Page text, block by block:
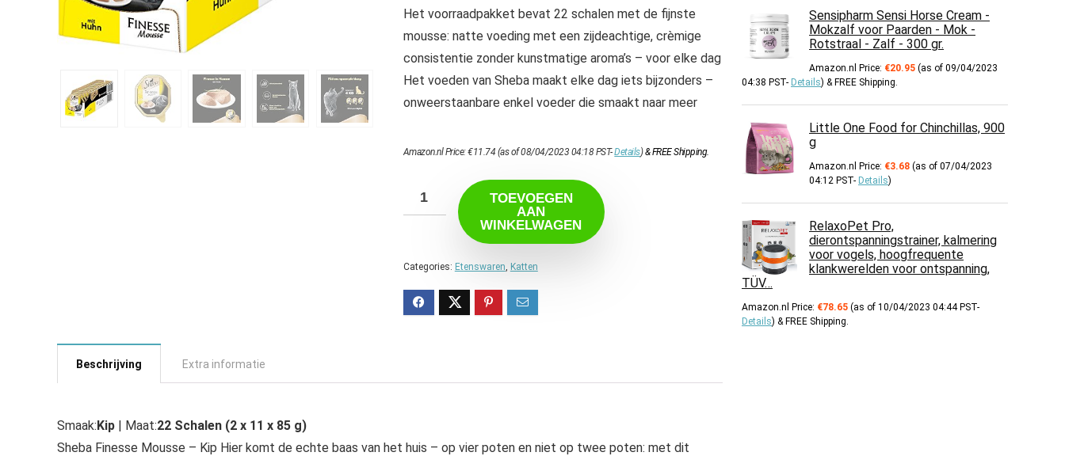
Het voorraadpakket bevat 22 schalen met de fijnste
mousse: natte voeding met een zijdeachtige, crèmige
consistentie zonder kunstmatige aroma’s – voor elke dag
Het voeden van Sheba maakt elke dag iets bijzonders –
onweerstaanbare enkel voeder die smaakt naar meer
Amazon.nl Price:€11.74 (as of 08/04/2023 04:18 PST-Details)&FREE Shipping.
TOEVOEGEN
AAN
WINKELWAGEN
Categories: Etenswaren, Katten
Beschrijving Extra informatie
Smaak:Kip | Maat:22 Schalen (2 x 11 x 85 g)
Sheba Finesse Mousse – Kip Hier komt de echte baas van het huis – op vier poten en niet op twee poten: met dit
Sensipharm Sensi Horse Cream -
Mokzalf voor Paarden - Mok -
Rotstraal - Zalf - 300 gr.
Amazon.nl Price: €20.95 (as of 09/04/2023
04:38 PST- Details) & FREE Shipping.
Little One Food for Chinchillas, 900
g
Amazon.nl Price: €3.68 (as of 07/04/2023
04:12 PST- Details)
RelaxoPet Pro,
dierontspanningstrainer, kalmering
voor vogels, hoogfrequente
klankwerelden voor ontspanning,
TÜV…
Amazon.nl Price: €78.65 (as of 10/04/2023 04:44 PST-
Details) & FREE Shipping.